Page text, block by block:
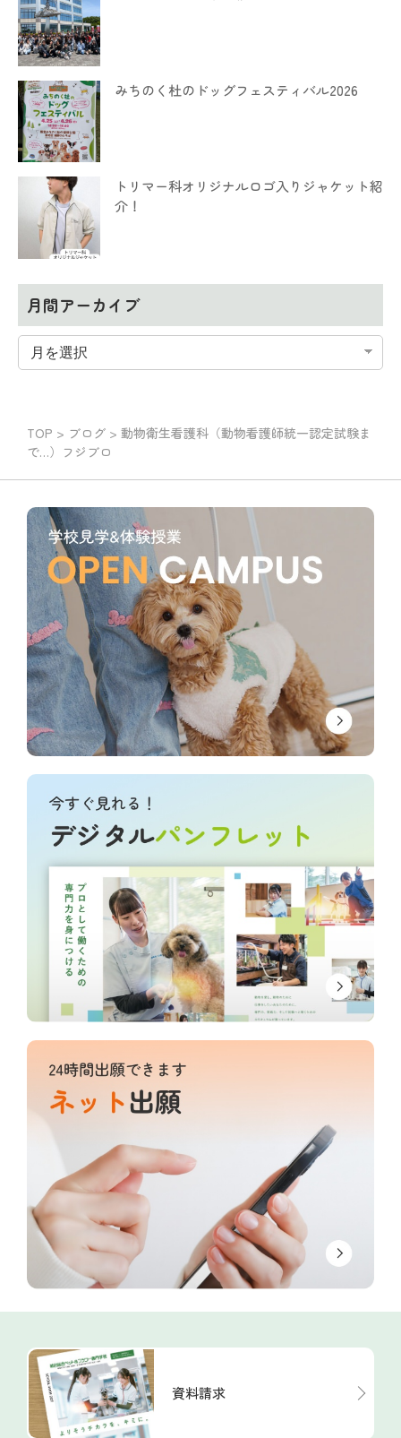
みちのく杜のドッグフェスティバル2026
トリマー科オリジナルロゴ入りジャケット紹
介！
月間アーカイブ
TOP > ブログ > 動物衛生看護科（動物看護師統一認定試験ま
で…）フジブロ
資料請求